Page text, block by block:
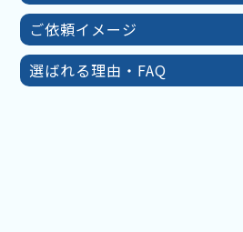
ご依頼イメージ
選ばれる理由・FAQ